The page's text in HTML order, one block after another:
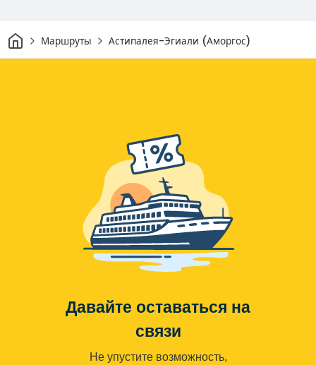
ДомМаршруты Астипалея-Эгиали (Аморгос)
Давайте оставаться на
связи
Не упустите возможность,